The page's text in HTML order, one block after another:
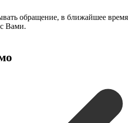
обращение, в ближайшее время
Вами.